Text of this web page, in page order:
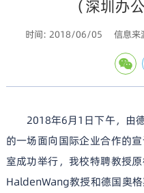
（深圳办
时间: 2018/06/05 信息来
2018年6月1 日下午，由
的一场面向国际企业合作的
室成功举行，我校特聘教授
HaldenWang教授和德国奥